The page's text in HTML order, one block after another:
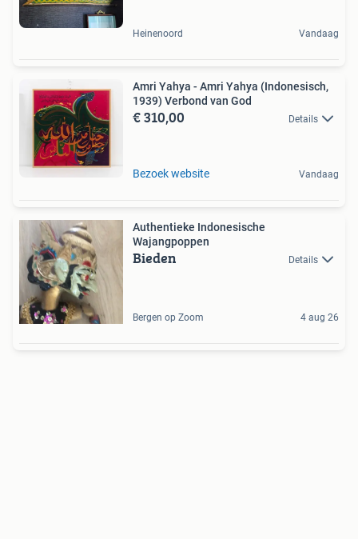
Heinenoord Vandaag
Amri Yahya - Amri Yahya (Indonesisch,
1939) Verbond van God
€ 310,00 Details
Bezoek website Vandaag
Authentieke Indonesische
Wajangpoppen
Bieden Details
Bergen op Zoom 4 aug 26